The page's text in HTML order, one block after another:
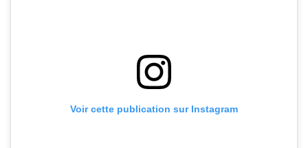
Voir cette publication sur Instagram